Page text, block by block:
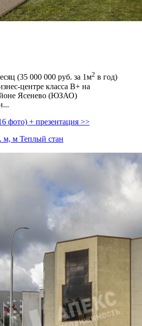
(35 000 000 руб. за 1м2 в год)
центре класса В+ на
Ясенево (ЮЗАО)
фото) + презентация >>
м, м Теплый стан